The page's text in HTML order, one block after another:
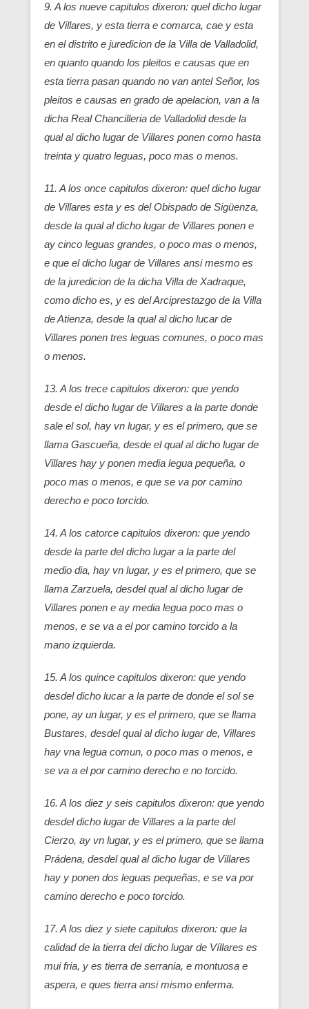
9. A los nueve capitulos dixeron: quel dicho lugar
de Villares, y esta tierra e comarca, cae y esta
en el distrito e juredicion de la Villa de Valladolid,
en quanto quando los pleitos e causas que en
esta tierra pasan quando no van antel Señor, los
pleitos e causas en grado de apelacion, van a la
dicha Real Chancilleria de Valladolid desde la
qual al dicho lugar de Villares ponen como hasta
treinta y quatro leguas, poco mas o menos.
11. A los once capitulos dixeron: quel dicho lugar
de Villares esta y es del Obispado de Sigüenza,
desde la qual al dicho lugar de Villares ponen e
ay cinco leguas grandes, o poco mas o menos,
e que el dicho lugar de Villares ansi mesmo es
de la juredicion de la dicha Villa de Xadraque,
como dicho es, y es del Arciprestazgo de la Villa
de Atienza, desde la qual al dicho lucar de
Villares ponen tres leguas comunes, o poco mas
o menos.
13. A los trece capitulos dixeron: que yendo
desde el dicho lugar de Villares a la parte donde
sale el sol, hay vn lugar, y es el primero, que se
llama Gascueña, desde el qual al dicho lugar de
Villares hay y ponen media legua pequeña, o
poco mas o menos, e que se va por camino
derecho e poco torcido.
14. A los catorce capitulos dixeron: que yendo
desde la parte del dicho lugar a la parte del
medio dia, hay vn lugar, y es el primero, que se
llama Zarzuela, desdel qual al dicho lugar de
Villares ponen e ay media legua poco mas o
menos, e se va a el por camino torcido a la
mano izquierda.
15. A los quince capitulos dixeron: que yendo
desdel dicho lucar a la parte de donde el sol se
pone, ay un lugar, y es el primero, que se llama
Bustares, desdel qual al dicho lugar de, Villares
hay vna legua comun, o poco mas o menos, e
se va a el por camino derecho e no torcido.
16. A los diez y seis capitulos dixeron: que yendo
desdel dicho lugar de Villares a la parte del
Cierzo, ay vn lugar, y es el primero, que se llama
Prádena, desdel qual al dicho lugar de Villares
hay y ponen dos leguas pequeñas, e se va por
camino derecho e poco torcido.
17. A los diez y siete capitulos dixeron: que la
calidad de la tierra del dicho lugar de Víllares es
mui fria, y es tierra de serrania, e montuosa e
aspera, e ques tierra ansi mismo enferma.